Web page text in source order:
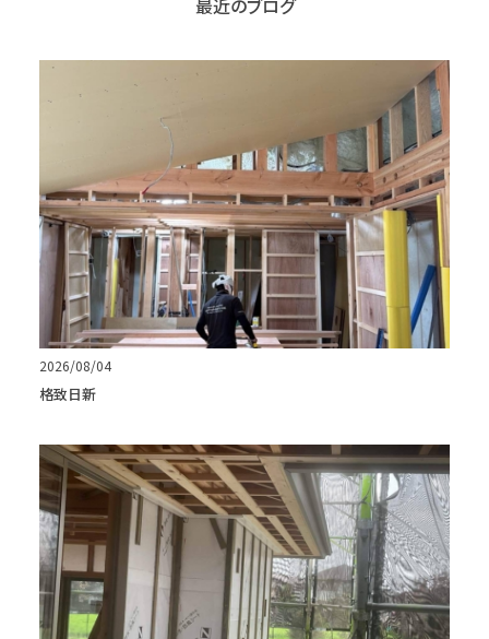
2026/08/04
格致日新